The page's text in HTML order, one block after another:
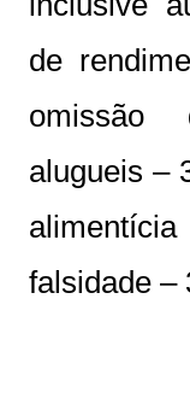
de
omissão
alugueis –
falsidade –